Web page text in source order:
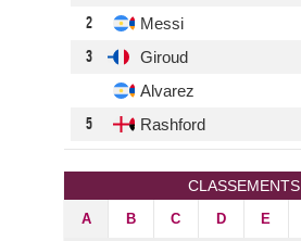
2 Messi
3 Giroud
Alvarez
5 Rashford
CLASSEMENTS
A B C D E